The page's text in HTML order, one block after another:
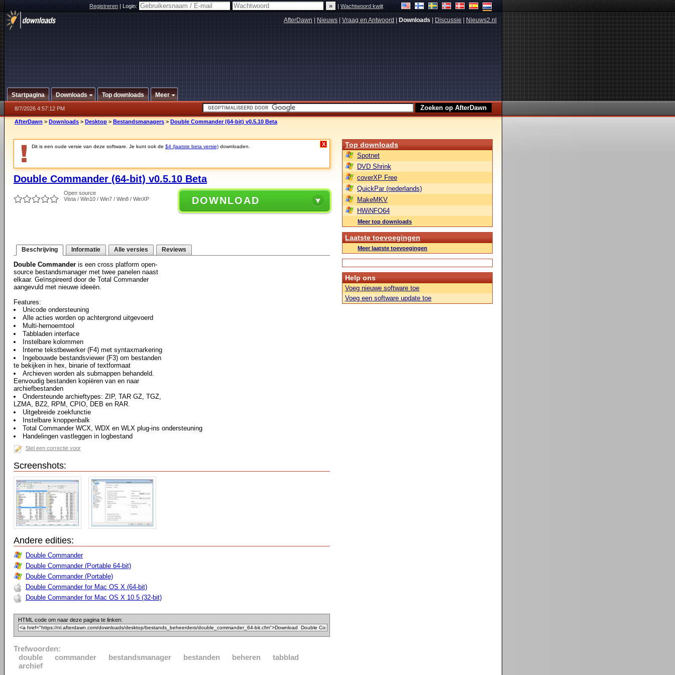
Registreren|Login: |Wachtwoord kwijt
AfterDawn Nieuws Vraag en Antwoord Downloads Discussie Nieuws2.nl
Startpagina Downloads Top downloads Meer
8/7/2026 4:57:12 PM
AfterDawn > Downloads > Desktop > Bestandsmanagers > Double Commander (64-bit) v0.5.10 Beta
Dit is een oude versie van deze software. Je kunt ook de $4 (laatste beta versie) downloaden. X
Double Commander (64-bit) v0.5.10 Beta
Open source
Vista / Win10 / Win7 / Win8 / WinXP
DOWNLOAD
Beschrijving Informatie Alle versies Reviews
Double Commander is een cross platform open-
source bestandsmanager met twee panelen naast
elkaar. Geïnspireerd door de Total Commander
aangevuld met nieuwe ideeën.
Features:
Unicode ondersteuning
Alle acties worden op achtergrond uitgevoerd
Multi-hernoemtool
Tabbladen interface
Instelbare kolommen
Interne tekstbewerker (F4) met syntaxmarkering
Ingebouwde bestandsviewer (F3) om bestanden
te bekijken in hex, binarie of textformaat
Archieven worden als submappen behandeld.
Eenvoudig bestanden kopiëren van en naar
archiefbestanden
Ondersteunde archieftypes: ZIP, TAR GZ, TGZ,
LZMA, BZ2, RPM, CPIO, DEB en RAR.
Uitgebreide zoekfunctie
Instelbare knoppenbalk
Total Commander WCX, WDX en WLX plug-ins ondersteuning
Handelingen vastleggen in logbestand
Stel een correctie voor
Screenshots:
Andere edities:
Double Commander
Double Commander (Portable 64-bit)
Double Commander (Portable)
Double Commander for Mac OS X (64-bit)
Double Commander for Mac OS X 10.5 (32-bit)
HTML code om naar deze pagina te linken:
Trefwoorden:
double
commander bestandsmanager bestanden beheren
tabblad
archief
Top downloads
Spotnet
DVD Shrink
coverXP Free
QuickPar (nederlands)
MakeMKV
HWiNFO64
Meer top downloads
Laatste toevoegingen
Meer laatste toevoegingen
Help ons
Voeg nieuwe software toe
Voeg een software update toe